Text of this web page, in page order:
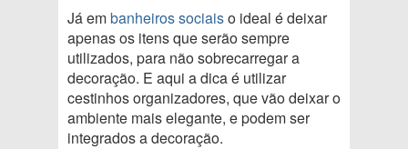
Já embanheiros sociaiso ideal é deixar
apenas os itens que serão sempre
utilizados, para não sobrecarregar a
decoração. E aqui a dica é utilizar
cestinhos organizadores, que vão deixar o
ambiente mais elegante, e podem ser
integrados a decoração.